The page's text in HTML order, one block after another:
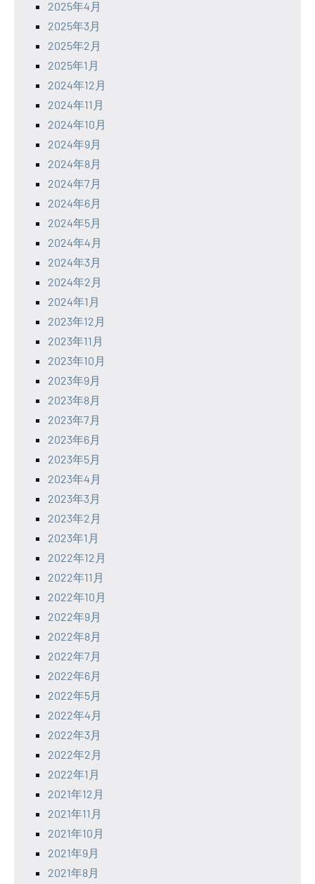
2025年4月
2025年3月
2025年2月
2025年1月
2024年12月
2024年11月
2024年10月
2024年9月
2024年8月
2024年7月
2024年6月
2024年5月
2024年4月
2024年3月
2024年2月
2024年1月
2023年12月
2023年11月
2023年10月
2023年9月
2023年8月
2023年7月
2023年6月
2023年5月
2023年4月
2023年3月
2023年2月
2023年1月
2022年12月
2022年11月
2022年10月
2022年9月
2022年8月
2022年7月
2022年6月
2022年5月
2022年4月
2022年3月
2022年2月
2022年1月
2021年12月
2021年11月
2021年10月
2021年9月
2021年8月